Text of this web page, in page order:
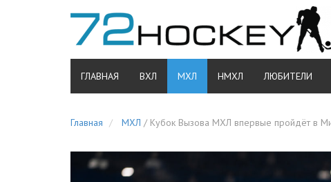
ГЛАВНАЯ ВХЛ МХЛ НМХЛ ЛЮБИТЕЛИ
Главная МХЛ / Кубок Вызова МХЛ впервые пройдёт в